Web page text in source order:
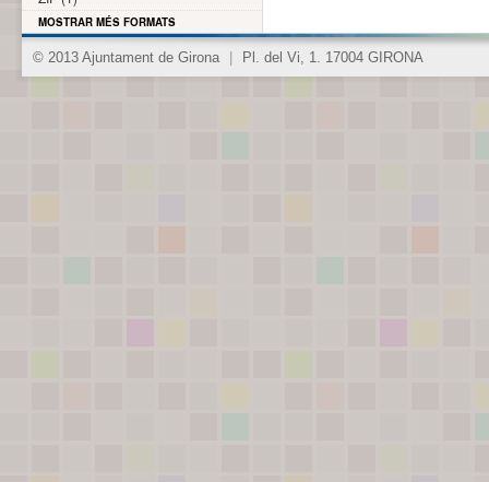
MOSTRAR MÉS FORMATS
© 2013 Ajuntament de Girona Pl. del Vi, 1. 17004 GIRONA